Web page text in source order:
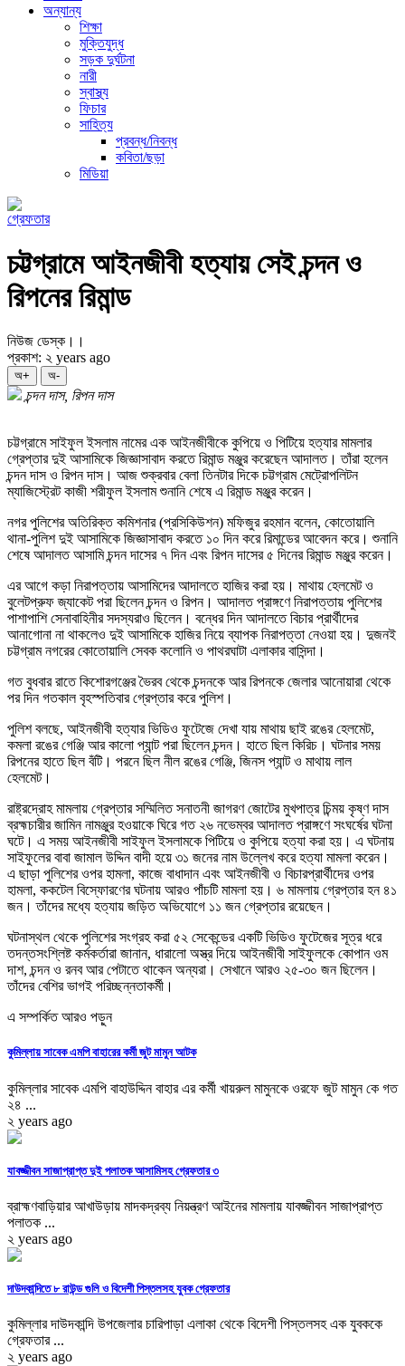
অন্যান্য
শিক্ষা
মুক্তিযুদ্ধ
সড়ক দুর্ঘটনা
নারী
স্বাস্থ্য
ফিচার
সাহিত্য
প্রবন্ধ/নিবন্ধ
কবিতা/ছড়া
মিডিয়া
গ্রেফতার
চট্টগ্রামে আইনজীবী হত্যায় সেই চন্দন ও
রিপনের রিমান্ড
নিউজ ডেস্ক।।
প্রকাশ: ২ years ago
অ+ অ-
চন্দন দাস, রিপন দাস
চট্টগ্রামে সাইফুল ইসলাম নামের এক আইনজীবীকে কুপিয়ে ও পিটিয়ে হত্যার মামলার
গ্রেপ্তার দুই আসামিকে জিজ্ঞাসাবাদ করতে রিমান্ড মঞ্জুর করেছেন আদালত। তাঁরা হলেন
চন্দন দাস ও রিপন দাস। আজ শুক্রবার বেলা তিনটার দিকে চট্টগ্রাম মেট্রোপলিটন
ম্যাজিস্ট্রেট কাজী শরীফুল ইসলাম শুনানি শেষে এ রিমান্ড মঞ্জুর করেন।
নগর পুলিশের অতিরিক্ত কমিশনার (প্রসিকিউশন) মফিজুর রহমান বলেন, কোতোয়ালি
থানা-পুলিশ দুই আসামিকে জিজ্ঞাসাবাদ করতে ১০ দিন করে রিমান্ডের আবেদন করে। শুনানি
শেষে আদালত আসামি চন্দন দাসের ৭ দিন এবং রিপন দাসের ৫ দিনের রিমান্ড মঞ্জুর করেন।
এর আগে কড়া নিরাপত্তায় আসামিদের আদালতে হাজির করা হয়। মাথায় হেলমেট ও
বুলেটপ্রুফ জ্যাকেট পরা ছিলেন চন্দন ও রিপন। আদালত প্রাঙ্গণে নিরাপত্তায় পুলিশের
পাশাপাশি সেনাবাহিনীর সদস্যরাও ছিলেন। বন্ধের দিন আদালতে বিচার প্রার্থীদের
আনাগোনা না থাকলেও দুই আসামিকে হাজির নিয়ে ব্যাপক নিরাপত্তা নেওয়া হয়। দুজনই
চট্টগ্রাম নগরের কোতোয়ালি সেবক কলোনি ও পাথরঘাটা এলাকার বাসিন্দা।
গত বুধবার রাতে কিশোরগঞ্জের ভৈরব থেকে চন্দনকে আর রিপনকে জেলার আনোয়ারা থেকে
পর দিন গতকাল বৃহস্পতিবার গ্রেপ্তার করে পুলিশ।
পুলিশ বলছে, আইনজীবী হত্যার ভিডিও ফুটেজে দেখা যায় মাথায় ছাই রঙের হেলমেট,
কমলা রঙের গেঞ্জি আর কালো প্যান্ট পরা ছিলেন চন্দন। হাতে ছিল কিরিচ। ঘটনার সময়
রিপনের হাতে ছিল বঁটি। পরনে ছিল নীল রঙের গেঞ্জি, জিনস প্যান্ট ও মাথায় লাল
হেলমেট।
রাষ্ট্রদ্রোহ মামলায় গ্রেপ্তার সম্মিলিত সনাতনী জাগরণ জোটের মুখপাত্র চিন্ময় কৃষ্ণ দাস
ব্রহ্মচারীর জামিন নামঞ্জুর হওয়াকে ঘিরে গত ২৬ নভেম্বর আদালত প্রাঙ্গণে সংঘর্ষের ঘটনা
ঘটে। এ সময় আইনজীবী সাইফুল ইসলামকে পিটিয়ে ও কুপিয়ে হত্যা করা হয়। এ ঘটনায়
সাইফুলের বাবা জামাল উদ্দিন বাদী হয়ে ৩১ জনের নাম উল্লেখ করে হত্যা মামলা করেন।
এ ছাড়া পুলিশের ওপর হামলা, কাজে বাধাদান এবং আইনজীবী ও বিচারপ্রার্থীদের ওপর
হামলা, ককটেল বিস্ফোরণের ঘটনায় আরও পাঁচটি মামলা হয়। ৬ মামলায় গ্রেপ্তার হন ৪১
জন। তাঁদের মধ্যে হত্যায় জড়িত অভিযোগে ১১ জন গ্রেপ্তার রয়েছেন।
ঘটনাস্থল থেকে পুলিশের সংগ্রহ করা ৫২ সেকেন্ডের একটি ভিডিও ফুটেজের সূত্র ধরে
তদন্তসংশ্লিষ্ট কর্মকর্তারা জানান, ধারালো অস্ত্র দিয়ে আইনজীবী সাইফুলকে কোপান ওম
দাশ, চন্দন ও রনব আর পেটাতে থাকেন অন্যরা। সেখানে আরও ২৫-৩০ জন ছিলেন।
তাঁদের বেশির ভাগই পরিচ্ছন্নতাকর্মী।
এ সম্পর্কিত আরও পড়ুন
কুমিল্লায় সাবেক এমপি বাহারের কর্মী জুট মামুন আটক
কুমিল্লার সাবেক এমপি বাহাউদ্দিন বাহার এর কর্মী খায়রুল মামুনকে ওরফে জুট মামুন কে গত
২৪ ...
২ years ago
যাবজ্জীবন সাজাপ্রাপ্ত দুই পলাতক আসামিসহ গ্রেফতার ৩
ব্রাহ্মণবাড়িয়ার আখাউড়ায় মাদকদ্রব্য নিয়ন্ত্রণ আইনের মামলায় যাবজ্জীবন সাজাপ্রাপ্ত
পলাতক ...
২ years ago
দাউদকান্দিতে ৮ রাউন্ড গুলি ও বিদেশী পিস্তলসহ যুবক গ্রেফতার
কুমিল্লার দাউদকান্দি উপজেলার চারিপাড়া এলাকা থেকে বিদেশী পিস্তলসহ এক যুবককে
গ্রেফতার ...
২ years ago